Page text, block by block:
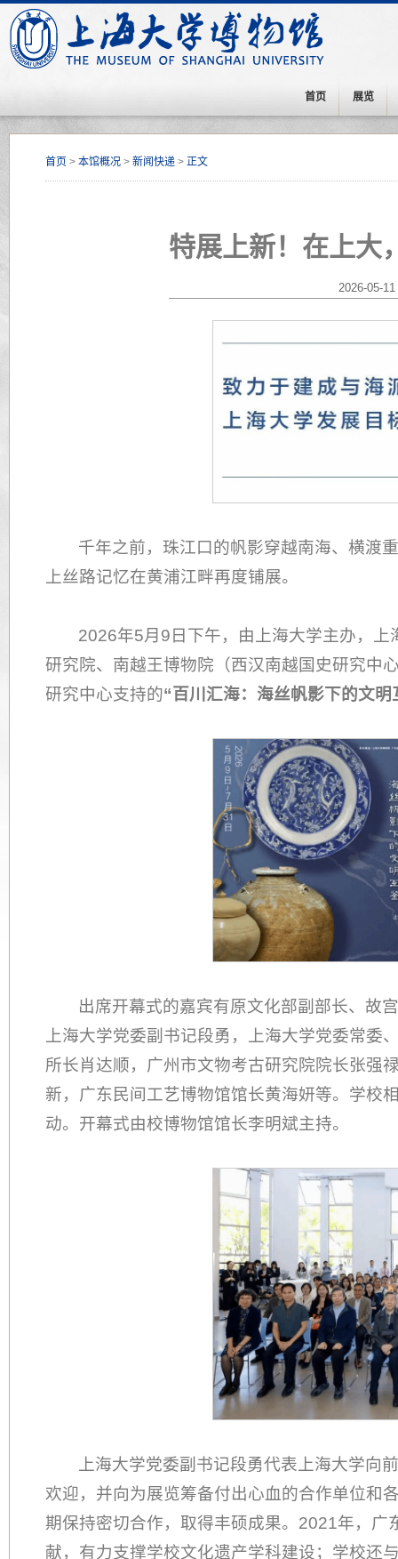
首页 展览
首页 > 本馆概况 > 新闻快递 > 正文
特展上新！在上大
2026-05-
千年之前，珠江口的帆影穿越南海、横渡
上丝路记忆在黄浦江畔再度铺展。
2026年5月9日下午，由上海大学主办，
研究院、南越王博物院（西汉南越国史研究中
研究中心支持的“百川汇海：海丝帆影下的文明
出席开幕式的嘉宾有原文化部副部长、故
上海大学党委副书记段勇，上海大学党委常委
所长肖达顺，广州市文物考古研究院院长张强
新，广东民间工艺博物馆馆长黄海妍等。学校
动。开幕式由校博物馆馆长李明斌主持。
上海大学党委副书记段勇代表上海大学向
欢迎，并向为展览筹备付出心血的合作单位和
期保持密切合作，取得丰硕成果。2021年，
献，有力支撑学校文化遗产学科建设；学校还